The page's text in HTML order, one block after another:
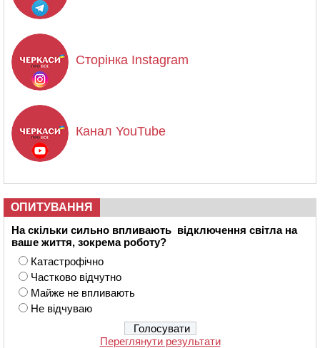
Сторінка Instagram
Канал YouTube
ОПИТУВАННЯ
На скільки сильно впливають відключення світла на
ваше життя, зокрема роботу?
Катастрофічно
Частково відчутно
Майже не впливають
Не відчуваю
Переглянути результати